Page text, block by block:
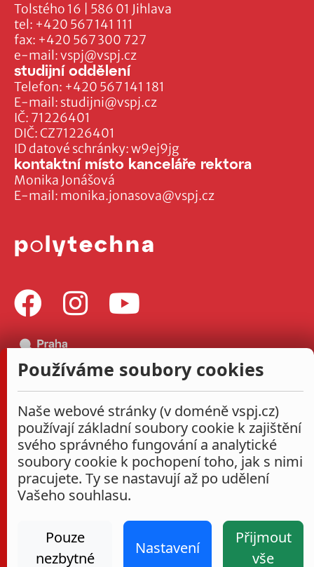
Tolstého 16 | 586 01 Jihlava
tel: +420 567 141 111
fax: +420 567 300 727
e-mail:vspj@vspj.cz
IČ: 71226401
DIČ: CZ71226401
ID datové schránky: w9ej9jg
studijní oddělení
Telefon: +420 567 141 181
E-mail: studijni@vspj.cz
kontaktní místo kanceláře rektora
Monika Jonášová
E-mail: monika.jonasova@vspj.cz
Používáme soubory cookies
Naše webové stránky (v doméně vspj.cz)
používají základní soubory cookie k zajištění
svého správného fungování a analytické
soubory cookie k pochopení toho, jak s nimi
pracujete. Ty se nastavují až po udělení
Vašeho souhlasu.
Pouze
nezbytné
Nastavení
Přijmout
vše